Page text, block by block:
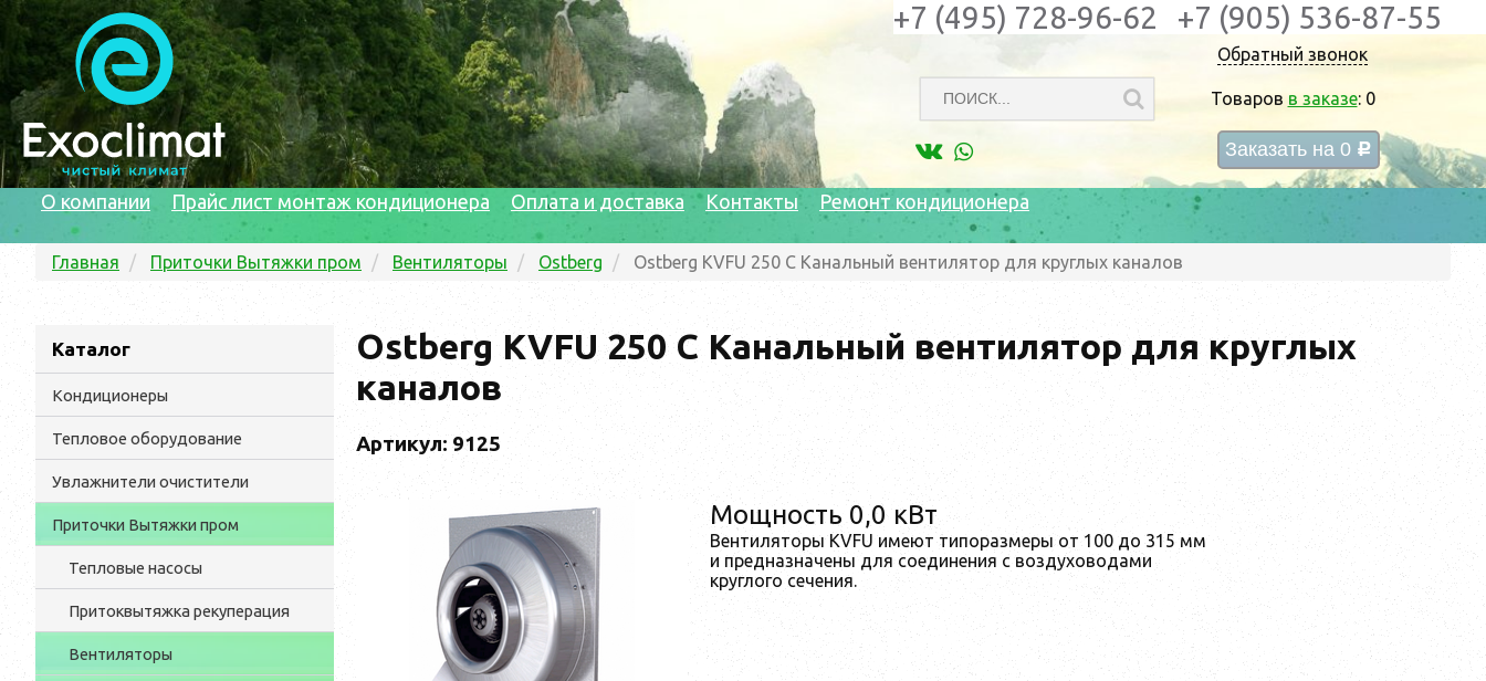
Обратный звонок
Товаров в заказе: 0
Заказать на 0 c
+7 (495) 728-96-62 +7 (905) 536-87-55
О компании Прайс лист монтаж кондиционера Оплата и доставка Контакты Ремонт кондиционера
Главная Приточки Вытяжки пром Вентиляторы Ostberg Ostberg KVFU 250 C Канальный вентилятор для круглых каналов
Каталог
Кондиционеры
Тепловое оборудование
Увлажнители очистители
Приточки Вытяжки пром
Тепловые насосы
Притоквытяжка рекуперация
Вентиляторы
Ostberg KVFU 250 C Канальный вентилятор для круглых
каналов
Артикул: 9125
Мощность 0,0 кВт
Вентиляторы KVFU имеют типоразмеры от 100 до 315 мм
и предназначены для соединения с воздуховодами
круглого сечения.